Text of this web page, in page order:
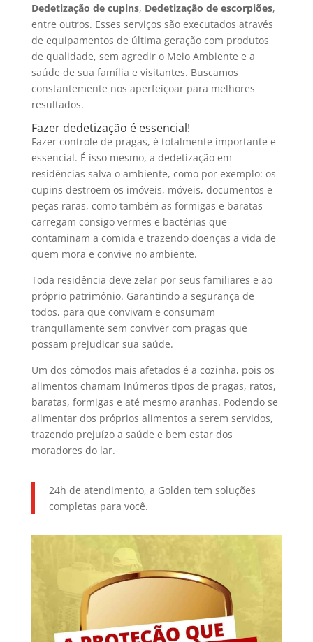
Dedetização de cupins, Dedetização de escorpiões,
entre outros. Esses serviços são executados através
de equipamentos de última geração com produtos
de qualidade, sem agredir o Meio Ambiente e a
saúde de sua família e visitantes. Buscamos
constantemente nos aperfeiçoar para melhores
resultados.
Fazer dedetização é essencial!
Fazer controle de pragas, é totalmente importante e
essencial. É isso mesmo, a dedetização em
residências salva o ambiente, como por exemplo: os
cupins destroem os imóveis, móveis, documentos e
peças raras, como também as formigas e baratas
carregam consigo vermes e bactérias que
contaminam a comida e trazendo doenças a vida de
quem mora e convive no ambiente.
Toda residência deve zelar por seus familiares e ao
próprio patrimônio. Garantindo a segurança de
todos, para que convivam e consumam
tranquilamente sem conviver com pragas que
possam prejudicar sua saúde.
Um dos cômodos mais afetados é a cozinha, pois os
alimentos chamam inúmeros tipos de pragas, ratos,
baratas, formigas e até mesmo aranhas. Podendo se
alimentar dos próprios alimentos a serem servidos,
trazendo prejuízo a saúde e bem estar dos
moradores do lar.
24h de atendimento, a Golden tem soluções
completas para você.